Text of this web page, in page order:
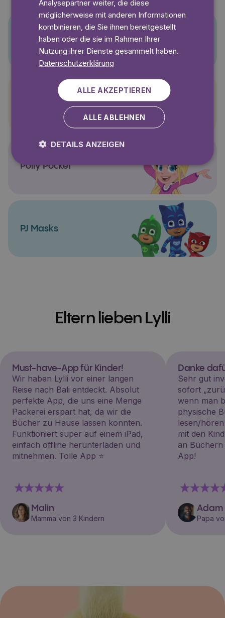
Pettersson und Findus
Polly Pocket
PJ Masks
Eltern lieben Lylli
Must-have-App für Kinder!
Wir haben Lylli vor einer langen
Reise nach Bali entdeckt. Absolut
perfekte App, die uns eine Menge
Packerei erspart hat, da wir die
Bücher zu Hause lassen konnten.
Funktioniert super auf einem iPad,
einfach offline herunterladen und
mitnehmen. Tolle App ⭐️
Malin
Mamma von 3 Kindern
Danke
Sehr gut
sofort
wenn man
physische
lesen/
mit den
an Büchern
App!
Adam
Papa
Analysepartner weiter, die diese
möglicherweise mit anderen Informationen
kombinieren, die Sie ihnen bereitgestellt
haben oder die sie im Rahmen Ihrer
Nutzung ihrer Dienste gesammelt haben.
Datenschutzerklärung
ALLE AKZEPTIEREN
ALLE ABLEHNEN
DETAILS ANZEIGEN